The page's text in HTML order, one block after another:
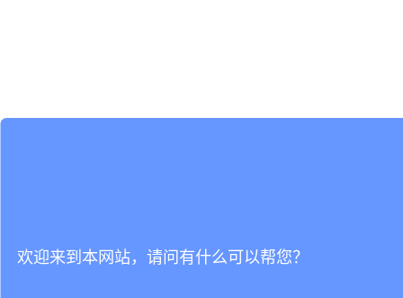
欢迎来到本网站，请问有什么可以帮您？